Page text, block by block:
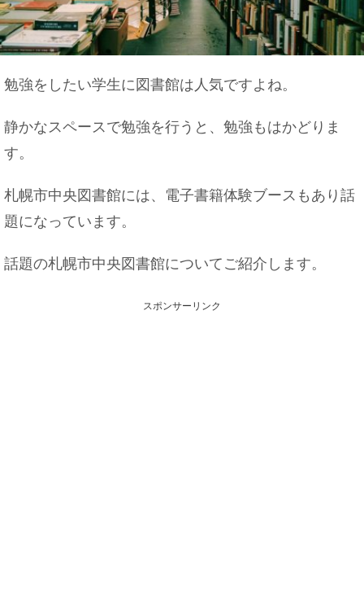
勉強をしたい学生に図書館は人気ですよね。
静かなスペースで勉強を行うと、勉強もはかどりま
す。
札幌市中央図書館には、電子書籍体験ブースもあり話
題になっています。
話題の札幌市中央図書館についてご紹介します。
スポンサーリンク